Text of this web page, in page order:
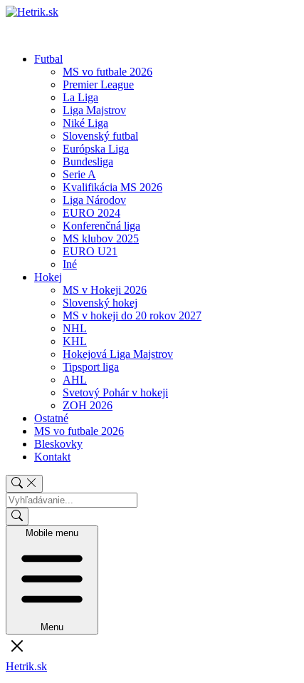
Futbal
MS vo futbale 2026
Premier League
La Liga
Liga Majstrov
Niké Liga
Slovenský futbal
Európska Liga
Bundesliga
Serie A
Kvalifikácia MS 2026
Liga Národov
EURO 2024
Konferenčná liga
MS klubov 2025
EURO U21
Iné
Hokej
MS v Hokeji 2026
Slovenský hokej
MS v hokeji do 20 rokov 2027
NHL
KHL
Hokejová Liga Majstrov
Tipsport liga
AHL
Svetový Pohár v hokeji
ZOH 2026
Ostatné
MS vo futbale 2026
Bleskovky
Kontakt
Mobile menu
Menu
Hetrik.sk